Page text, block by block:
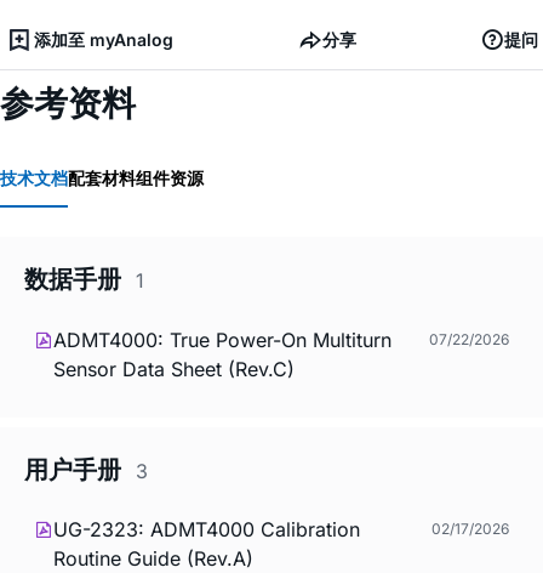
添加至 myAnalog 分享 提问
参考资料
技术文档配套材料组件资源
数据手册 1
ADMT4000: True Power-On Multiturn
Sensor Data Sheet (Rev.C)
07/22/2026
用户手册 3
UG-2323: ADMT4000 Calibration
Routine Guide (Rev.A)
02/17/2026